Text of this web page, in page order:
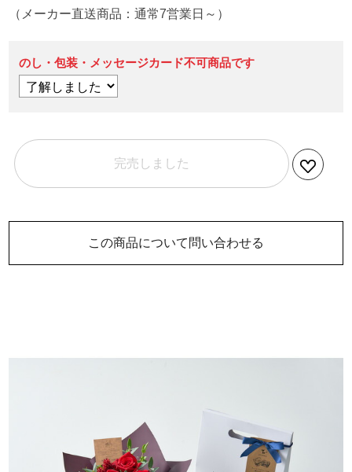
（メーカー直送商品：通常7営業日～）
のし・包装・メッセージカード不可商品です
完売しました
この商品について問い合わせる